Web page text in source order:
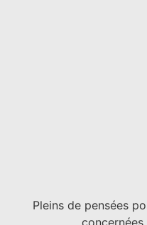
Pleins de pensées